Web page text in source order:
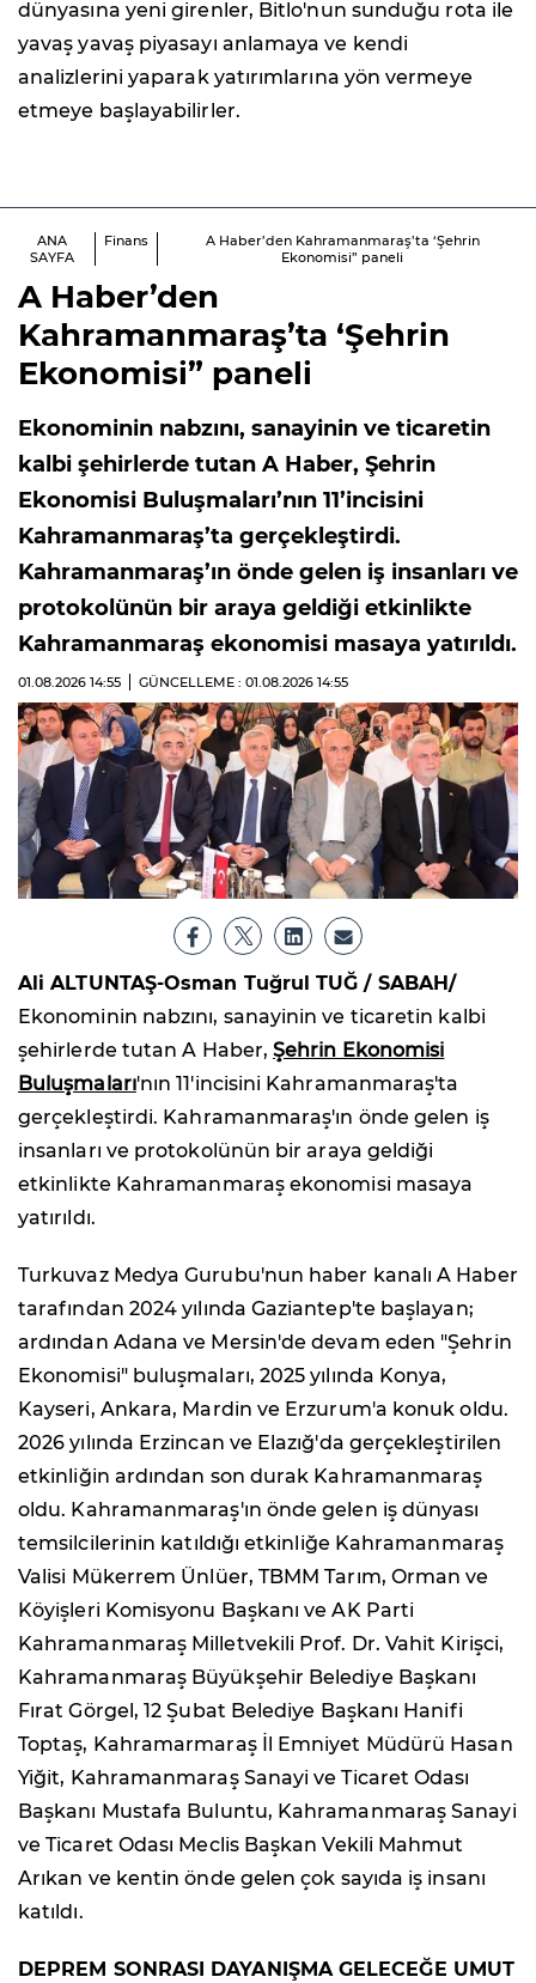
dünyasına yeni girenler, Bitlo'nun sunduğu rota ile
yavaş yavaş piyasayı anlamaya ve kendi
analizlerini yaparak yatırımlarına yön vermeye
etmeye başlayabilirler.
ANA
SAYFA
Finans
A Haber’den Kahramanmaraş’ta ‘Şehrin
Ekonomisi” paneli
A Haber’den
Kahramanmaraş’ta ‘Şehrin
Ekonomisi” paneli
Ekonominin nabzını, sanayinin ve ticaretin
kalbi şehirlerde tutan A Haber, Şehrin
Ekonomisi Buluşmaları’nın 11’incisini
Kahramanmaraş’ta gerçekleştirdi.
Kahramanmaraş’ın önde gelen iş insanları ve
protokolünün bir araya geldiği etkinlikte
Kahramanmaraş ekonomisi masaya yatırıldı.
01.08.2026 14:55 GÜNCELLEME : 01.08.2026 14:55
Ali ALTUNTAŞ-Osman Tuğrul TUĞ / SABAH/
Ekonominin nabzını, sanayinin ve ticaretin kalbi
şehirlerde tutan A Haber,Şehrin Ekonomisi
Buluşmaları'nın 11'incisini Kahramanmaraş'ta
gerçekleştirdi. Kahramanmaraş'ın önde gelen iş
insanları ve protokolünün bir araya geldiği
etkinlikte Kahramanmaraş ekonomisi masaya
yatırıldı.
Turkuvaz Medya Gurubu'nun haber kanalı A Haber
tarafından 2024 yılında Gaziantep'te başlayan;
ardından Adana ve Mersin'de devam eden "Şehrin
Ekonomisi" buluşmaları, 2025 yılında Konya,
Kayseri, Ankara, Mardin ve Erzurum'a konuk oldu.
2026 yılında Erzincan ve Elazığ'da gerçekleştirilen
etkinliğin ardından son durak Kahramanmaraş
oldu. Kahramanmaraş'ın önde gelen iş dünyası
temsilcilerinin katıldığı etkinliğe Kahramanmaraş
Valisi Mükerrem Ünlüer, TBMM Tarım, Orman ve
Köyişleri Komisyonu Başkanı ve AK Parti
Kahramanmaraş Milletvekili Prof. Dr. Vahit Kirişci,
Kahramanmaraş Büyükşehir Belediye Başkanı
Fırat Görgel, 12 Şubat Belediye Başkanı Hanifi
Toptaş, Kahramarmaraş İl Emniyet Müdürü Hasan
Yiğit, Kahramanmaraş Sanayi ve Ticaret Odası
Başkanı Mustafa Buluntu, Kahramanmaraş Sanayi
ve Ticaret Odası Meclis Başkan Vekili Mahmut
Arıkan ve kentin önde gelen çok sayıda iş insanı
katıldı.
DEPREM SONRASI DAYANIŞMA GELECEĞE UMUT